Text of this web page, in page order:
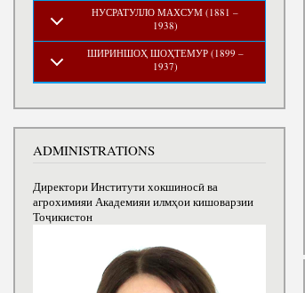
НУСРАТУЛЛО МАХСУМ (1881 –
1938)
ШИРИНШОҲ ШОҲТЕМУР (1899 –
1937)
ADMINISTRATIONS
Директори Институти хокшиносӣ ва
агрохимияи Академияи илмҳои кишоварзии
Тоҷикистон